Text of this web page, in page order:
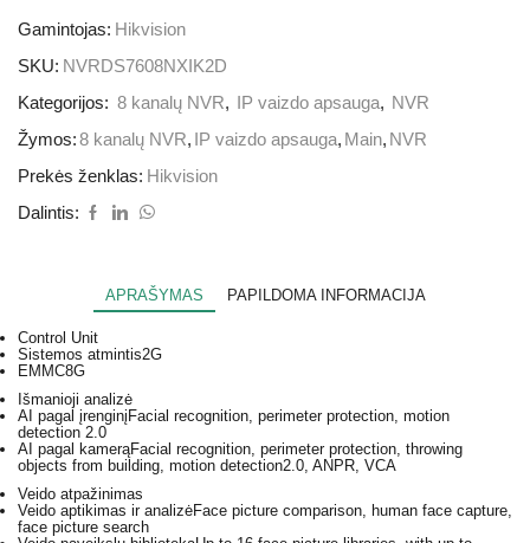
Gamintojas: Hikvision
SKU: NVRDS7608NXIK2D
Kategorijos: 8 kanalų NVR, IP vaizdo apsauga, NVR
Žymos:8 kanalų NVR, IP vaizdo apsauga, Main, NVR
Prekės ženklas: Hikvision
Dalintis:
APRAŠYMAS PAPILDOMA INFORMACIJA
Control Unit
Sistemos atmintis2G
EMMC8G
Išmanioji analizė
AI pagal įrenginįFacial recognition, perimeter protection, motion
detection 2.0
AI pagal kamerąFacial recognition, perimeter protection, throwing
objects from building, motion detection2.0, ANPR, VCA
Veido atpažinimas
Veido aptikimas ir analizėFace picture comparison, human face capture,
face picture search